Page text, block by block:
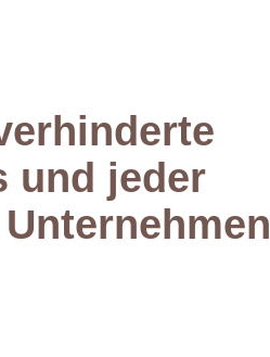
und jeder